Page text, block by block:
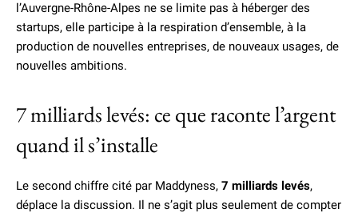
l’Auvergne-Rhône-Alpes ne se limite pas à héberger des
startups, elle participe à la respiration d’ensemble, à la
production de nouvelles entreprises, de nouveaux usages, de
nouvelles ambitions.
7 milliards levés: ce que raconte l’argent
quand il s’installe
Le second chiffre cité par Maddyness, 7 milliards levés,
déplace la discussion. Il ne s’agit plus seulement de compter